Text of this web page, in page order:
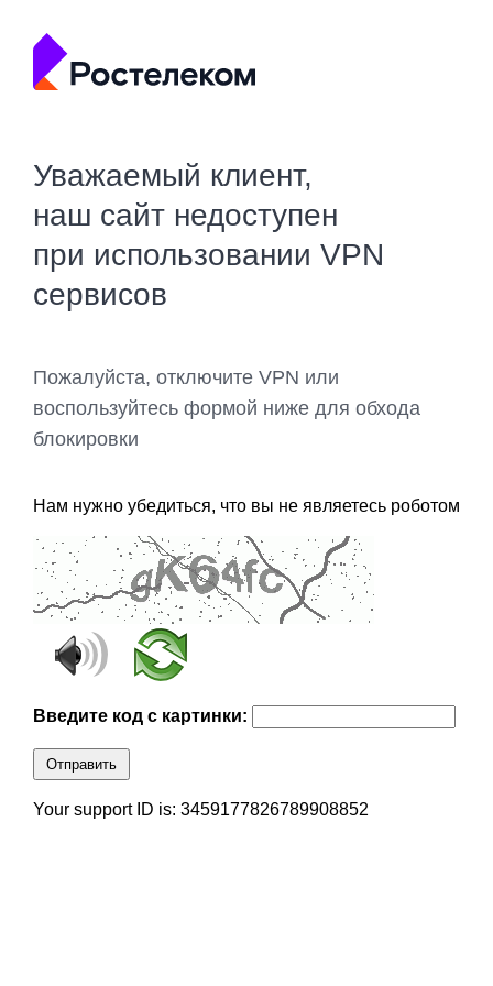
Уважаемый клиент,
наш сайт недоступен
при использовании VPN
сервисов
Пожалуйста, отключите VPN или
воспользуйтесь формой ниже для обхода
блокировки
Нам нужно убедиться, что вы не являетесь роботом
Введите код с картинки:
Отправить
Your support ID is: 3459177826789908852